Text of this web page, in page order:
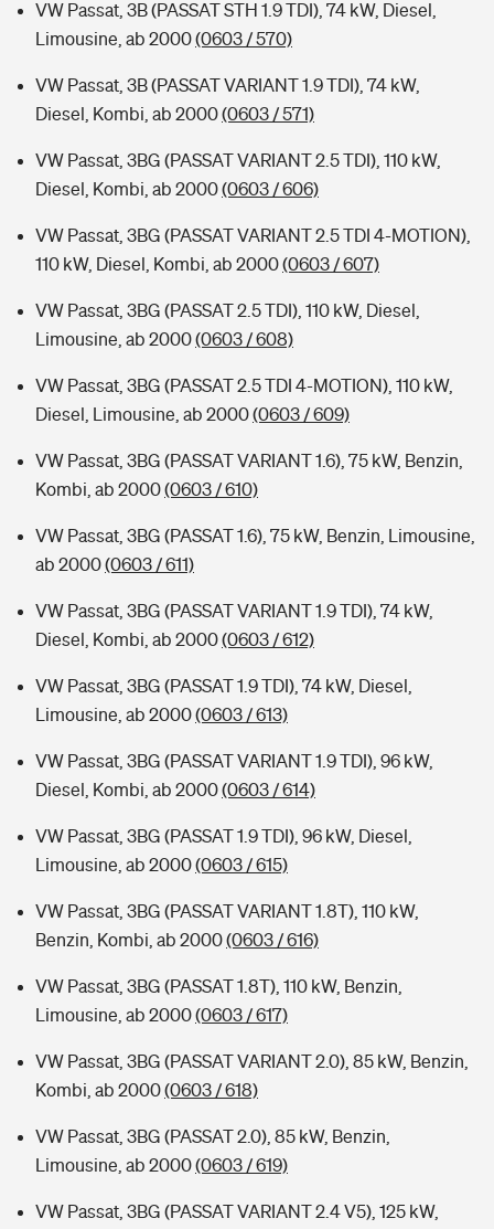
VW Passat, 3B (PASSAT STH 1.9 TDI), 74 kW, Diesel,
Limousine, ab 2000(0603 / 570)
VW Passat, 3B (PASSAT VARIANT 1.9 TDI), 74 kW,
Diesel, Kombi, ab 2000(0603 / 571)
VW Passat, 3BG (PASSAT VARIANT 2.5 TDI), 110 kW,
Diesel, Kombi, ab 2000(0603 / 606)
VW Passat, 3BG (PASSAT VARIANT 2.5 TDI 4-MOTION),
110 kW, Diesel, Kombi, ab 2000(0603 / 607)
VW Passat, 3BG (PASSAT 2.5 TDI), 110 kW, Diesel,
Limousine, ab 2000(0603 / 608)
VW Passat, 3BG (PASSAT 2.5 TDI 4-MOTION), 110 kW,
Diesel, Limousine, ab 2000(0603 / 609)
VW Passat, 3BG (PASSAT VARIANT 1.6), 75 kW, Benzin,
Kombi, ab 2000(0603 / 610)
VW Passat, 3BG (PASSAT 1.6), 75 kW, Benzin, Limousine,
ab 2000(0603 / 611)
VW Passat, 3BG (PASSAT VARIANT 1.9 TDI), 74 kW,
Diesel, Kombi, ab 2000(0603 / 612)
VW Passat, 3BG (PASSAT 1.9 TDI), 74 kW, Diesel,
Limousine, ab 2000(0603 / 613)
VW Passat, 3BG (PASSAT VARIANT 1.9 TDI), 96 kW,
Diesel, Kombi, ab 2000(0603 / 614)
VW Passat, 3BG (PASSAT 1.9 TDI), 96 kW, Diesel,
Limousine, ab 2000(0603 / 615)
VW Passat, 3BG (PASSAT VARIANT 1.8T), 110 kW,
Benzin, Kombi, ab 2000(0603 / 616)
VW Passat, 3BG (PASSAT 1.8T), 110 kW, Benzin,
Limousine, ab 2000(0603 / 617)
VW Passat, 3BG (PASSAT VARIANT 2.0), 85 kW, Benzin,
Kombi, ab 2000(0603 / 618)
VW Passat, 3BG (PASSAT 2.0), 85 kW, Benzin,
Limousine, ab 2000(0603 / 619)
VW Passat, 3BG (PASSAT VARIANT 2.4 V5), 125 kW,